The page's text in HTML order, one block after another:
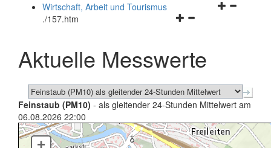
schließen
Navigationsmenü
schließen
Wirtschaft, Arbeit und Tourismus
./157.htm
Aktuelle Messwerte
Feinstaub (PM10) - als gleitender 24-Stunden Mittelwert am
06.08.2026 22:00
+